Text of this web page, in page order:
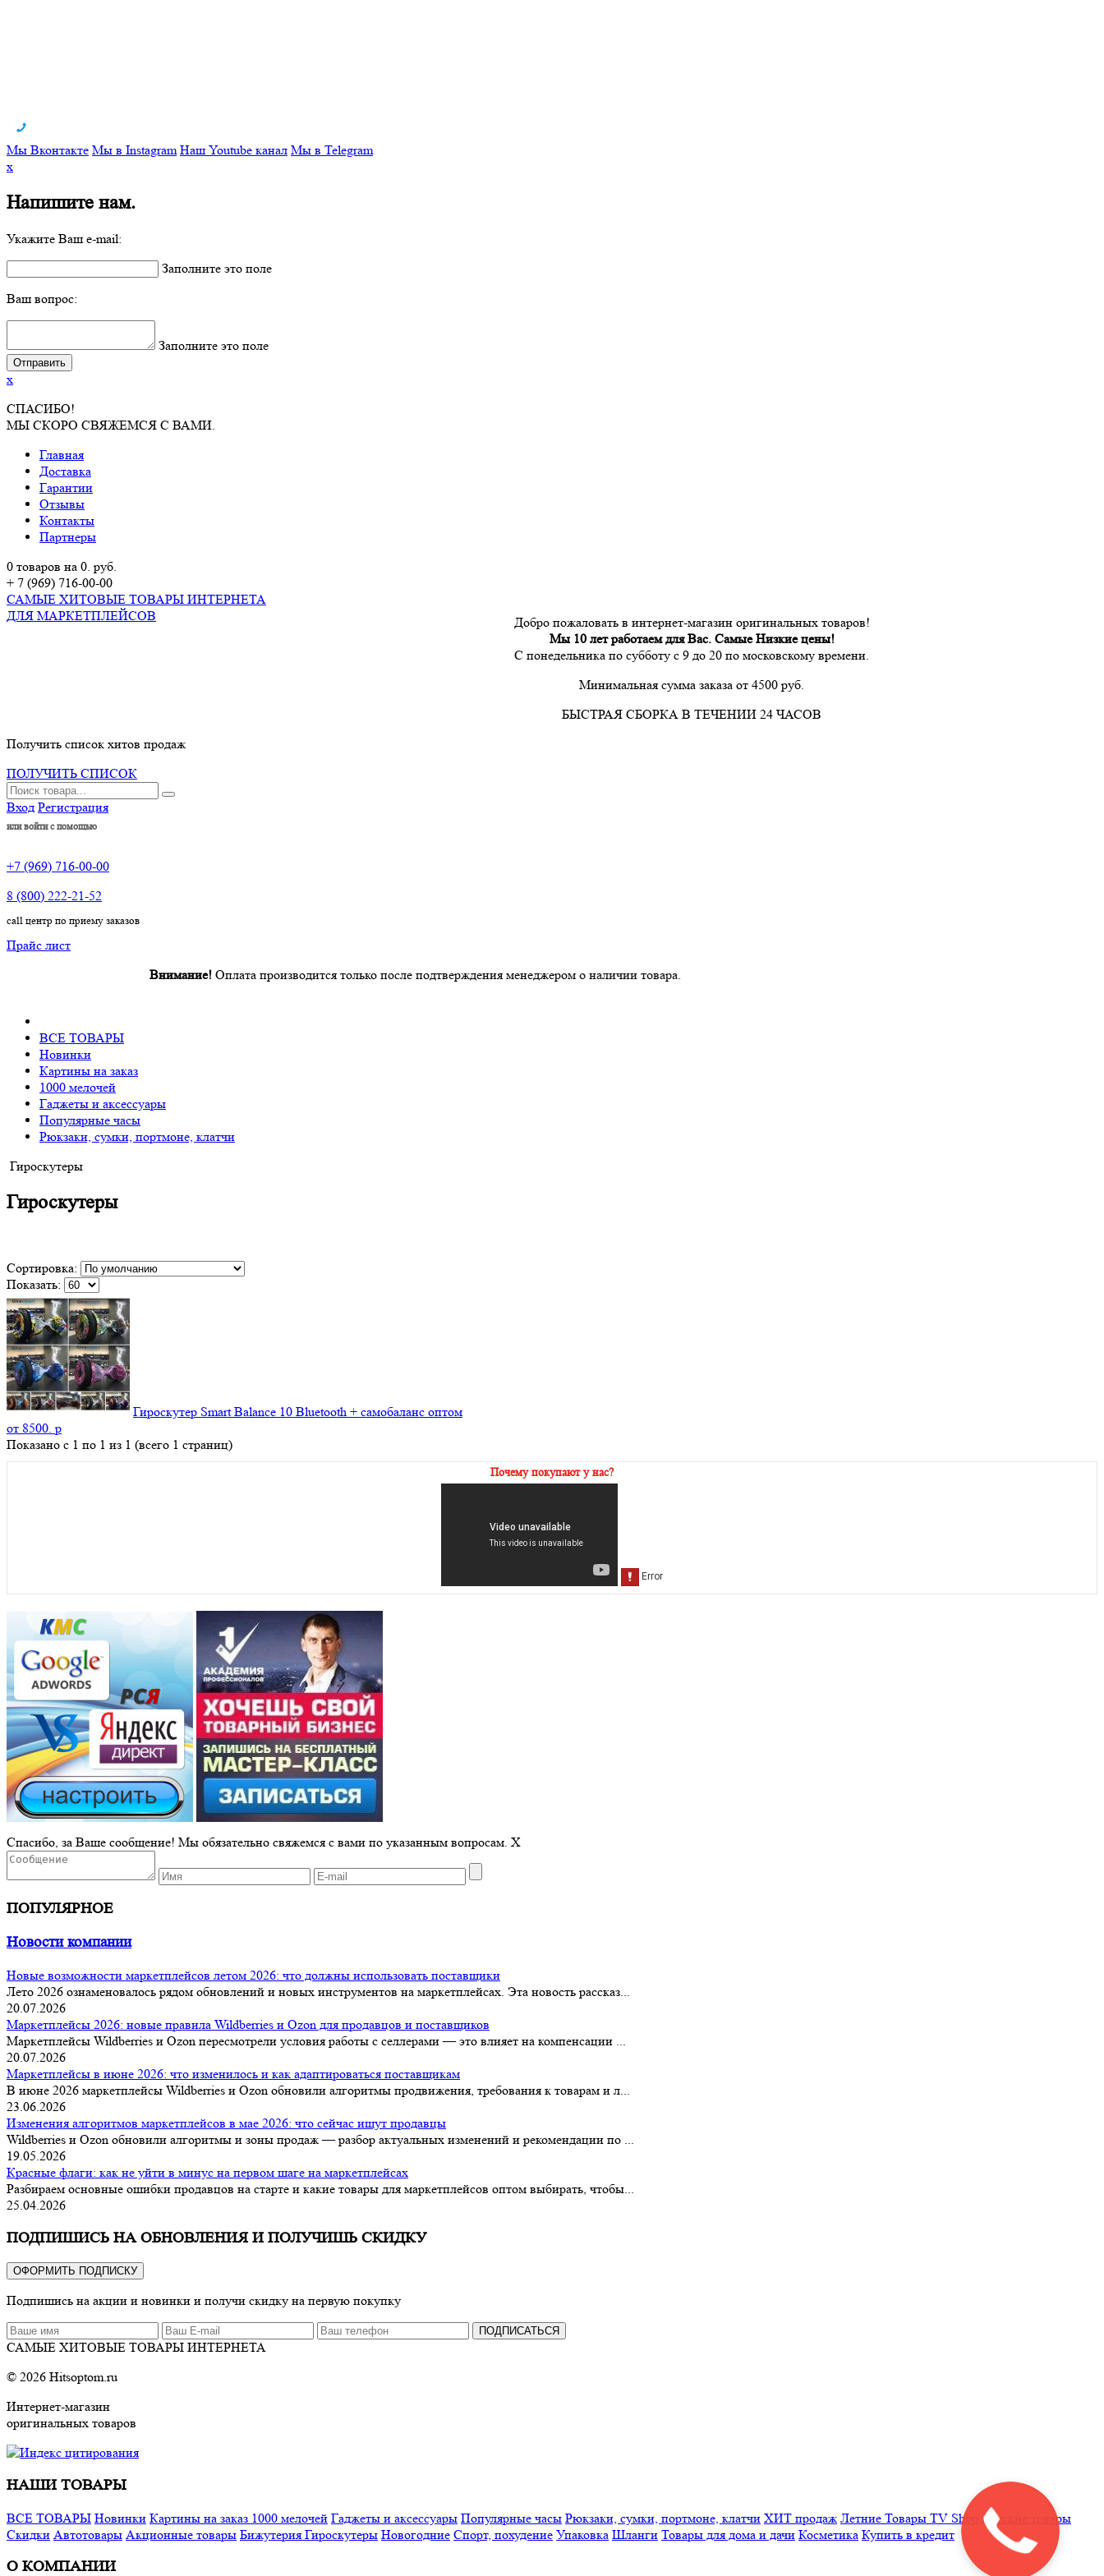
Мы Вконтакте Мы в Instagram Наш Youtube канал Мы в Telegram
x
Напишите нам.
Укажите Ваш e-mail:
Заполните это поле
Ваш вопрос:
Заполните это поле
x
СПАСИБО!
МЫ СКОРО СВЯЖЕМСЯ С ВАМИ.
Главная
Доставка
Гарантии
Отзывы
Контакты
Партнеры
0 товаров на 0. руб.
+ 7 (969) 716-00-00
САМЫЕ ХИТОВЫЕ ТОВАРЫ ИНТЕРНЕТА
ДЛЯ МАРКЕТПЛЕЙСОВ
Добро пожаловать в интернет-магазин оригинальных товаров!
Мы 10 лет работаем для Вас. Самые Низкие цены!
С понедельника по субботу с 9 до 20 по московскому времени.
Минимальная сумма заказа от 4500 руб.
БЫСТРАЯ СБОРКА В ТЕЧЕНИИ 24 ЧАСОВ
Получить список хитов продаж
ПОЛУЧИТЬ СПИСОК
Вход Регистрация
или войти с помощью
+7 (969) 716-00-00
8 (800) 222-21-52
call центр по приему заказов
Прайс лист
Внимание!Оплата производится только после подтверждения менеджером о наличии товара.
ВСЕ ТОВАРЫ
Новинки
Картины на заказ
1000 мелочей
Гаджеты и аксессуары
Популярные часы
Рюкзаки, сумки, портмоне, клатчи
Гироскутеры
Гироскутеры
Сортировка:
Показать:
Гироскутер Smart Balance 10 Bluetooth + самобаланс оптом
от 8500. p
Показано с 1 по 1 из 1 (всего 1 страниц)
Почему покупают у нас?
Спасибо, за Ваше сообщение! Мы обязательно свяжемся с вами по указанным вопросам. X
ПОПУЛЯРНОЕ
Новости компании
Новые возможности маркетплейсов летом 2026: что должны использовать поставщики
Лето 2026 ознаменовалось рядом обновлений и новых инструментов на маркетплейсах. Эта новость рассказ...
20.07.2026
Маркетплейсы 2026: новые правила Wildberries и Ozon для продавцов и поставщиков
Маркетплейсы Wildberries и Ozon пересмотрели условия работы с селлерами — это влияет на компенсации ...
20.07.2026
Маркетплейсы в июне 2026: что изменилось и как адаптироваться поставщикам
В июне 2026 маркетплейсы Wildberries и Ozon обновили алгоритмы продвижения, требования к товарам и л...
23.06.2026
Изменения алгоритмов маркетплейсов в мае 2026: что сейчас ищут продавцы
Wildberries и Ozon обновили алгоритмы и зоны продаж — разбор актуальных изменений и рекомендации по ...
19.05.2026
Красные флаги: как не уйти в минус на первом шаге на маркетплейсах
Разбираем основные ошибки продавцов на старте и какие товары для маркетплейсов оптом выбирать, чтобы...
25.04.2026
ПОДПИШИСЬ НА ОБНОВЛЕНИЯ И ПОЛУЧИШЬ СКИДКУ
ОФОРМИТЬ ПОДПИСКУ
Подпишись на акции и новинки и получи скидку на первую покупку
ПОДПИСАТЬСЯ
САМЫЕ ХИТОВЫЕ ТОВАРЫ ИНТЕРНЕТА
© 2026 Hitsoptom.ru
Интернет-магазин
оригинальных товаров
НАШИ ТОВАРЫ
ВСЕ ТОВАРЫ Новинки Картины на заказ 1000 мелочей Гаджеты и аксессуары Популярные часы Рюкзаки, сумки, портмоне, клатчи ХИТ продаж Летние Товары TV Shop
Детские товары
Cкидки Автотовары Акционные товары Бижутерия Гироскутеры Новогодние Спорт, похудение Упаковка Шланги Товары для дома и дачи Косметика Купить в кредит
О КОМПАНИИ